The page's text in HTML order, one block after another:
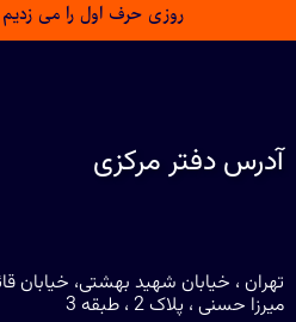
روزی حرف اول را می زدیم
آدرس دفتر مرکزی
تهران ، خیابان شهید بهشتی، خیابان
میرزا حسنی ، پلاک 2 ، طبقه 3